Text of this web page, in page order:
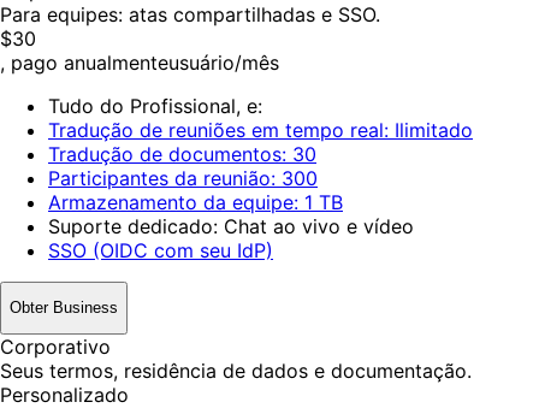
Para equipes: atas compartilhadas e SSO.
$30
, pago anualmenteusuário/mês
Tudo do Profissional, e:
Tradução de reuniões em tempo real: Ilimitado
Tradução de documentos: 30
Participantes da reunião: 300
Armazenamento da equipe: 1 TB
Suporte dedicado: Chat ao vivo e vídeo
SSO (OIDC com seu IdP)
Obter Business
Corporativo
Seus termos, residência de dados e documentação.
Personalizado